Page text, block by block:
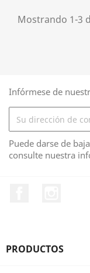
Mostrando 1-3
Infórmese de
Puede darse de
consulte nuestra
PRODUCTOS